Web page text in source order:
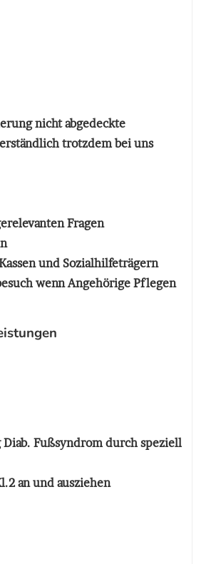
nicht abgedeckte
trotzdem bei uns
Fragen
und Sozialhilfeträgern
wenn Angehörige Pflegen
Fußsyndrom durch speziell
an und ausziehen